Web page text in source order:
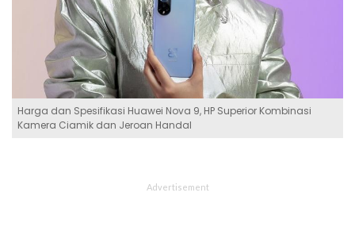
Harga dan Spesifikasi Huawei Nova 9, HP Superior Kombinasi
Kamera Ciamik dan Jeroan Handal